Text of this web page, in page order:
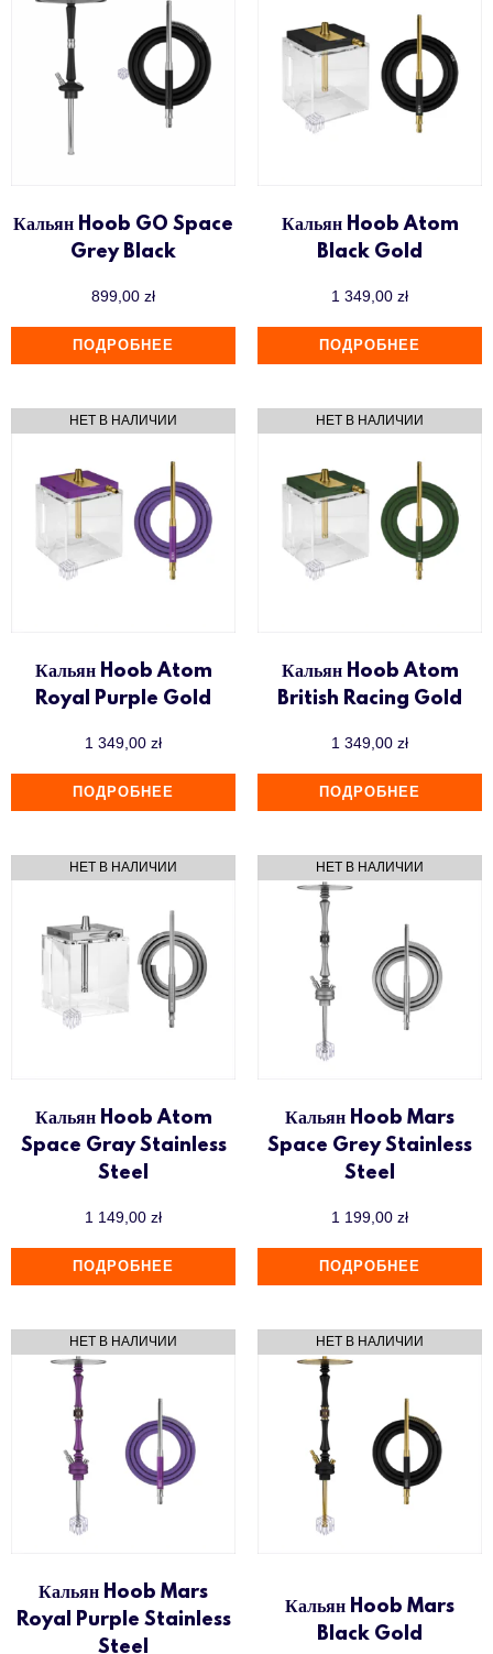
Кальян Hoob GO Space
Grey Black
899,00 zł
ПОДРОБНЕЕ
Кальян Hoob Atom
Black Gold
1 349,00 zł
ПОДРОБНЕЕ
Кальян Hoob Atom
Royal Purple Gold
1 349,00 zł
ПОДРОБНЕЕ
Кальян Hoob Atom
British Racing Gold
1 349,00 zł
ПОДРОБНЕЕ
Кальян Hoob Atom
Space Gray Stainless
Steel
1 149,00 zł
ПОДРОБНЕЕ
Кальян Hoob Mars
Space Grey Stainless
Steel
1 199,00 zł
ПОДРОБНЕЕ
Кальян Hoob Mars
Royal Purple Stainless
Steel
Кальян Hoob Mars
Black Gold